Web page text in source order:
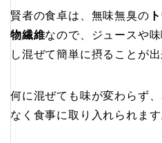
賢者の食卓は、無味無臭の
物繊維なので、ジュースや
し混ぜて簡単に摂ることが出
何に混ぜても味が変わらず
なく食事に取り入れられます